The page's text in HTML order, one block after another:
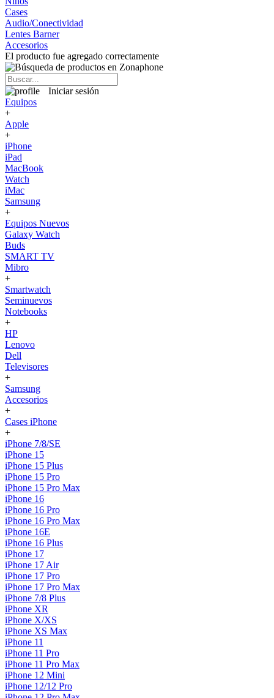
Cases
Audio/Conectividad
Lentes Barner
Accesorios
El producto fue agregado correctamente
Iniciar sesión
Equipos
+
Apple
+
iPhone
iPad
MacBook
Watch
iMac
Samsung
+
Equipos Nuevos
Galaxy Watch
Buds
SMART TV
Mibro
+
Smartwatch
Seminuevos
Notebooks
+
HP
Lenovo
Dell
Televisores
+
Samsung
Accesorios
+
Cases iPhone
+
iPhone 7/8/SE
iPhone 15
iPhone 15 Plus
iPhone 15 Pro
iPhone 15 Pro Max
iPhone 16
iPhone 16 Pro
iPhone 16 Pro Max
iPhone 16E
iPhone 16 Plus
iPhone 17
iPhone 17 Air
iPhone 17 Pro
iPhone 17 Pro Max
iPhone 7/8 Plus
iPhone XR
iPhone X/XS
iPhone XS Max
iPhone 11
iPhone 11 Pro
iPhone 11 Pro Max
iPhone 12 Mini
iPhone 12/12 Pro